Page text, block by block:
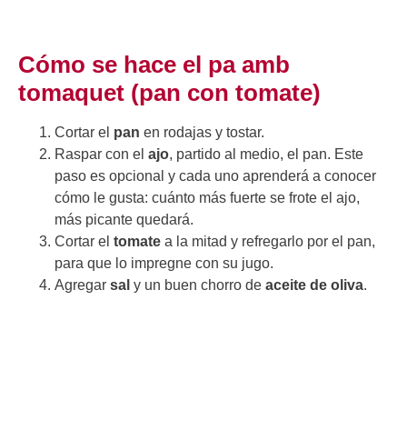
Cómo se hace el pa amb
tomaquet (pan con tomate)
Cortar el pan en rodajas y tostar.
Raspar con el ajo, partido al medio, el pan. Este
paso es opcional y cada uno aprenderá a conocer
cómo le gusta: cuánto más fuerte se frote el ajo,
más picante quedará.
Cortar el tomate a la mitad y refregarlo por el pan,
para que lo impregne con su jugo.
Agregar sal y un buen chorro de aceite de oliva.